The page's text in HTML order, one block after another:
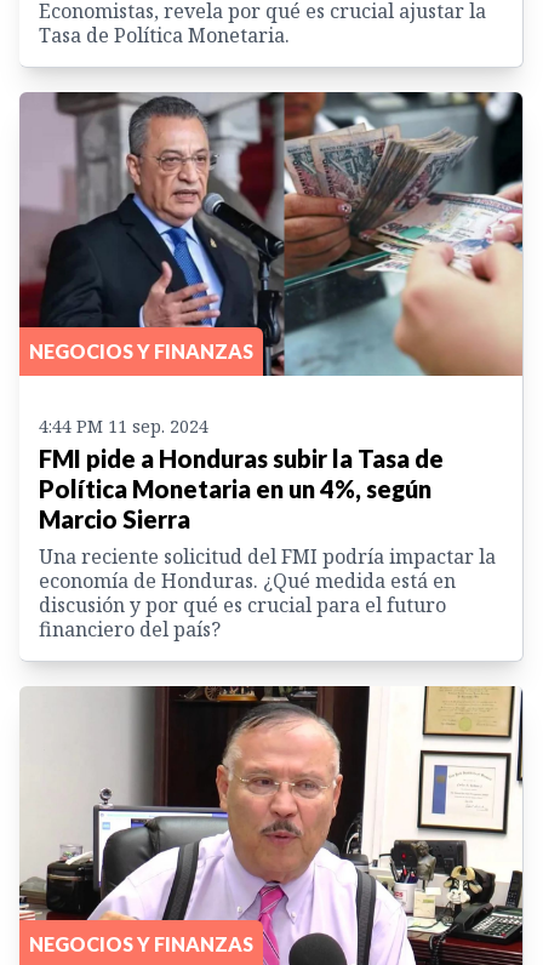
Economistas, revela por qué es crucial ajustar la
Tasa de Política Monetaria.
NEGOCIOS Y FINANZAS
4:44 PM 11 sep. 2024
FMI pide a Honduras subir la Tasa de
Política Monetaria en un 4%, según
Marcio Sierra
Una reciente solicitud del FMI podría impactar la
economía de Honduras. ¿Qué medida está en
discusión y por qué es crucial para el futuro
financiero del país?
NEGOCIOS Y FINANZAS